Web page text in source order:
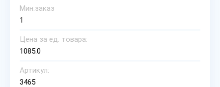
Мин.заказ
1
Цена за ед. товара:
1085.0
Артикул:
3465